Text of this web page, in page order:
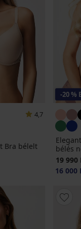
4,7
Bra bélelt
-20 %
bélés
19 990
16 000